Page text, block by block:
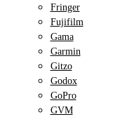
Fringer
Fujifilm
Gama
Garmin
Gitzo
Godox
GoPro
GVM